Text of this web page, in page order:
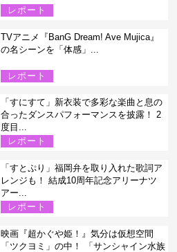
レポート
TVアニメ『BanG Dream! Ave Mujica』
の名シーンを「体感」...
レポート
「すにすて」新衣装で多彩な楽曲と息の
合ったダンスパフォーマンスを披露！ 2
度目...
レポート
「すとぷり」福岡弁を取り入れた歌詞ア
レンジも！ 結成10周年記念アリーナツ
アー...
レポート
映画『超かぐや姫！』気分は仮想空間
「ツクヨミ」の中！ 「サンシャイン水族